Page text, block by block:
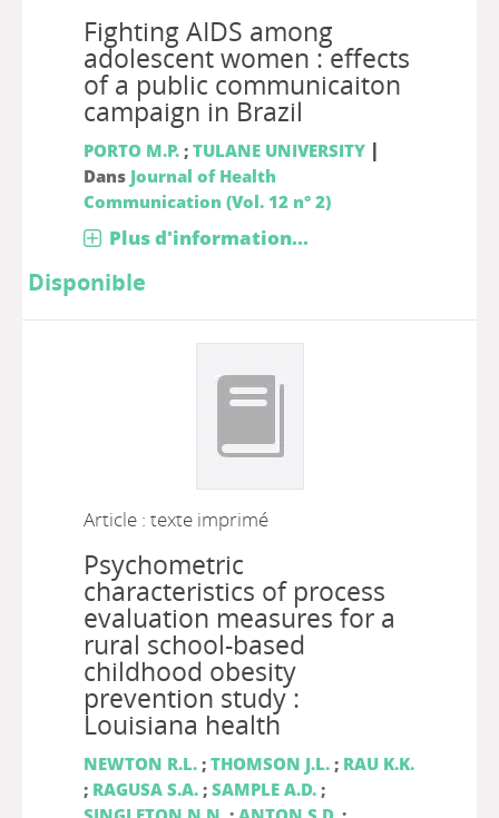
Fighting AIDS among
adolescent women : effects
of a public communicaiton
campaign in Brazil
PORTO M.P.; TULANE UNIVERSITY |
Dans Journal of Health
Communication (Vol. 12 n° 2)
Plus d'information...
Disponible
Article : texte imprimé
Psychometric
characteristics of process
evaluation measures for a
rural school-based
childhood obesity
prevention study :
Louisiana health
NEWTON R.L.; THOMSON J.L.; RAU K.K.
; RAGUSA S.A.; SAMPLE A.D.;